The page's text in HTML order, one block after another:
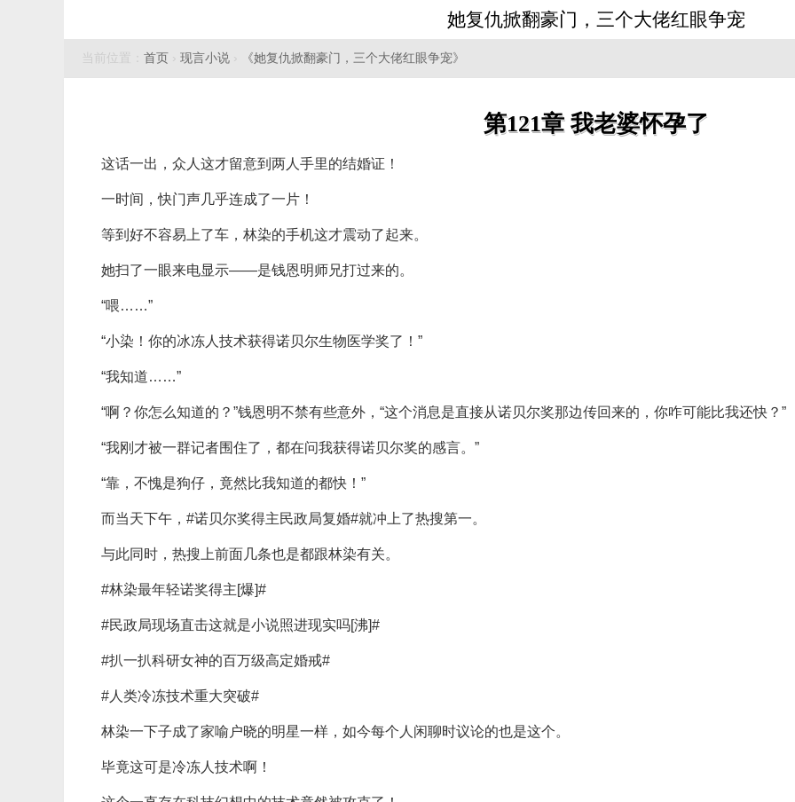
她复仇掀翻豪门，三个大佬红眼争宠
当前位置： 首页 › 现言小说 › 《她复仇掀翻豪门，三个大佬红眼争宠》
第121章 我老婆怀孕了
这话一出，众人这才留意到两人手里的结婚证！
一时间，快门声几乎连成了一片！
等到好不容易上了车，林染的手机这才震动了起来。
她扫了一眼来电显示——是钱恩明师兄打过来的。
“喂……”
“小染！你的冰冻人技术获得诺贝尔生物医学奖了！”
“我知道……”
“啊？你怎么知道的？”钱恩明不禁有些意外，“这个消息是直接从诺贝尔奖那边传回来的，你咋可能比我还快？”
“我刚才被一群记者围住了，都在问我获得诺贝尔奖的感言。”
“靠，不愧是狗仔，竟然比我知道的都快！”
而当天下午，#诺贝尔奖得主民政局复婚#就冲上了热搜第一。
与此同时，热搜上前面几条也是都跟林染有关。
#林染最年轻诺奖得主[爆]#
#民政局现场直击这就是小说照进现实吗[沸]#
#扒一扒科研女神的百万级高定婚戒#
#人类冷冻技术重大突破#
林染一下子成了家喻户晓的明星一样，如今每个人闲聊时议论的也是这个。
毕竟这可是冷冻人技术啊！